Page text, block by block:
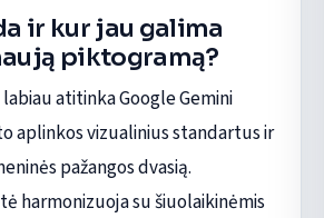
ir kur jau galima
piktogramą?
labiau atitinka Google Gemini
aplinkos vizualinius standartus ir
pažangos dvasią.
harmonizuoja su šiuolaikinėmis